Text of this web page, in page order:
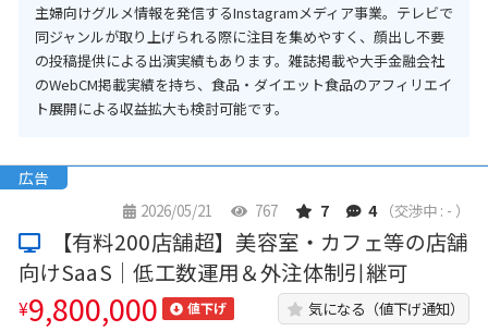
主婦向けグルメ情報を発信するInstagramメディア事業。テレビで
同ジャンルが取り上げられる際に注目を集めやすく、顔出し不要
の投稿提供による出演実績もあります。雑誌掲載や大手金融会社
のWebCM掲載実績を持ち、食品・ダイエット食品のアフィリエイ
ト展開による収益拡大も検討可能です。
広告
2026/05/21
767 7 4 （交渉中 : - ）
【有料200店舗超】美容室・カフェ等の店舗
向けSaaS｜低工数運用＆外注体制引継可
¥9,800,000 値下げ 気になる（値下げ通知）